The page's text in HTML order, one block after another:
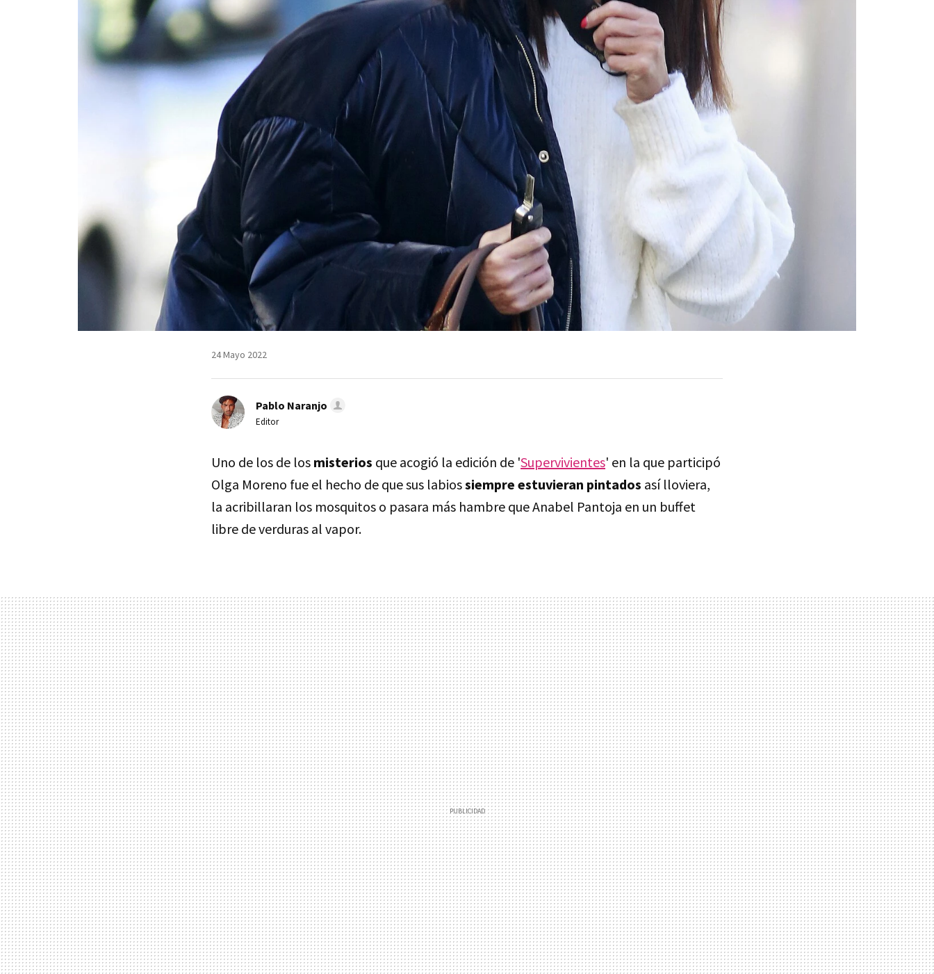
24 Mayo 2022
Pablo Naranjo
Editor
Uno de los de los misterios que acogió la edición de 'Supervivientes' en la que participó
Olga Moreno fue el hecho de que sus labiossiempre estuvieran pintados así lloviera,
la acribillaran los mosquitos o pasara más hambre que Anabel Pantoja en un buffet
libre de verduras al vapor.